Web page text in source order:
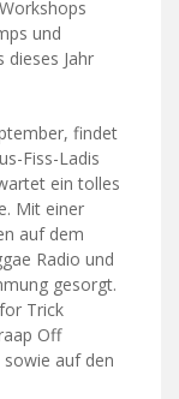
und
dieses Jahr
findet
Fiss-Ladis
ein tolles
Mit einer
auf dem
Radio und
gesorgt.
Trick
Off
auf den